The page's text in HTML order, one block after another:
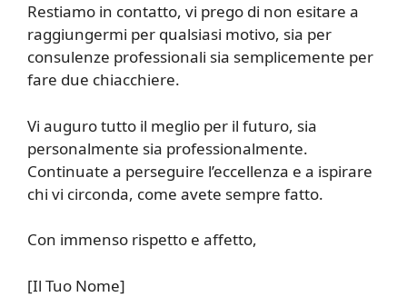
Restiamo in contatto, vi prego di non esitare a
raggiungermi per qualsiasi motivo, sia per
consulenze professionali sia semplicemente per
fare due chiacchiere.
Vi auguro tutto il meglio per il futuro, sia
personalmente sia professionalmente.
Continuate a perseguire l’eccellenza e a ispirare
chi vi circonda, come avete sempre fatto.
Con immenso rispetto e affetto,
[Il Tuo Nome]